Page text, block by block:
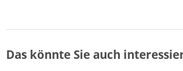
Das könnte Sie auch